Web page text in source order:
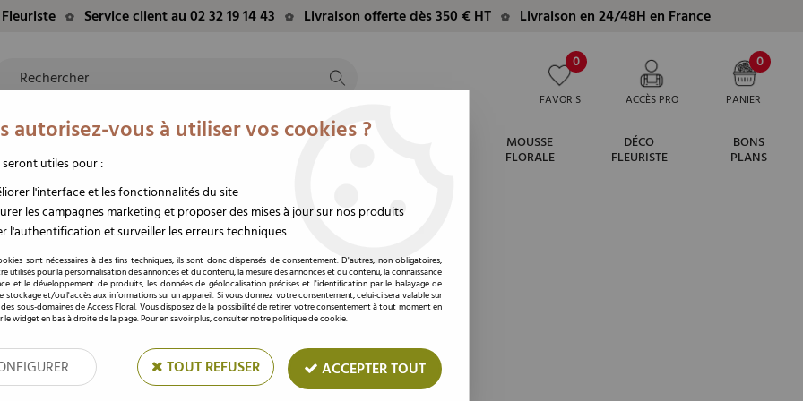
Service client au 02 32 19 14 43 Livraison offerte dès 350 € HT Livraison en 24/48H en France
0
FAVORIS ACCÈS PRO
0
PANIER
EVÈNEMENTS
DU MOMENT
FLEURS/PLANTES DEUIL MOUSSE
FLORALE
DÉCO
FLEURISTE
BONS
PLANS
Rouleaux papier fleuriste
autorisez-vous à utiliser vos cookies ?
seront utiles pour :
l'interface et les fonctionnalités du site
les campagnes marketing et proposer des mises à jour sur nos produits
l'authentification et surveiller les erreurs techniques
sont nécessaires à des fins techniques, ils sont donc dispensés de consentement. D'autres, non obligatoires,
utilisés pour la personnalisation des annonces et du contenu, la mesure des annonces et du contenu, la connaissance
et le développement de produits, les données de géolocalisation précises et l'identification par le balayage de
stockage et/ou l'accès aux informations sur un appareil. Si vous donnez votre consentement, celui-ci sera valable sur
des sous-domaines de Access Floral. Vous disposez de la possibilité de retirer votre consentement à tout moment en
le widget en bas à droite de la page. Pour en savoir plus, consulter notre politique de cookie.
TOUT REFUSER ACCEPTER TOUT